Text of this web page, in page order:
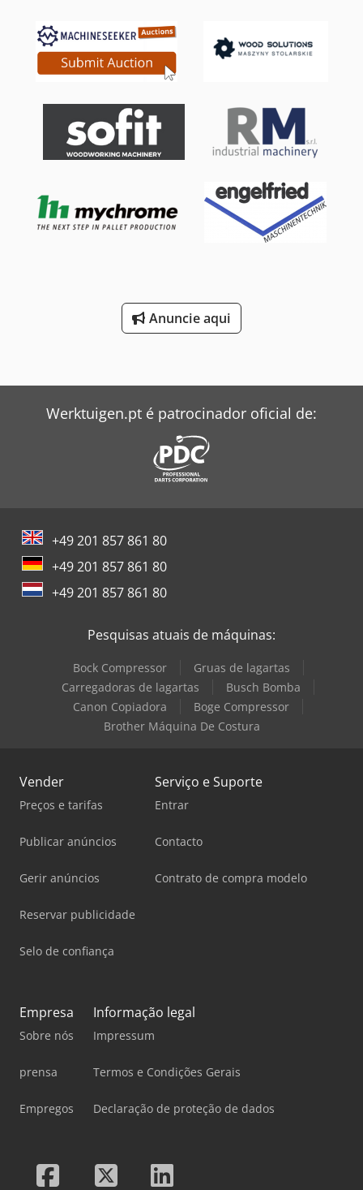
Anuncie aqui
Werktuigen.pt é patrocinador oficial de:
+49 201 857 861 80
+49 201 857 861 80
+49 201 857 861 80
Pesquisas atuais de máquinas:
Bock Compressor
Gruas de lagartas
Carregadoras de lagartas
Busch Bomba
Canon Copiadora
Boge Compressor
Brother Máquina De Costura
Vender
Preços e tarifas
Publicar anúncios
Gerir anúncios
Reservar publicidade
Selo de confiança
Serviço e Suporte
Entrar
Contacto
Contrato de compra modelo
Empresa
Sobre nós
prensa
Empregos
Informação legal
Impressum
Termos e Condições Gerais
Declaração de proteção de dados